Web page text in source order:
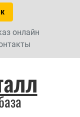
онлайн